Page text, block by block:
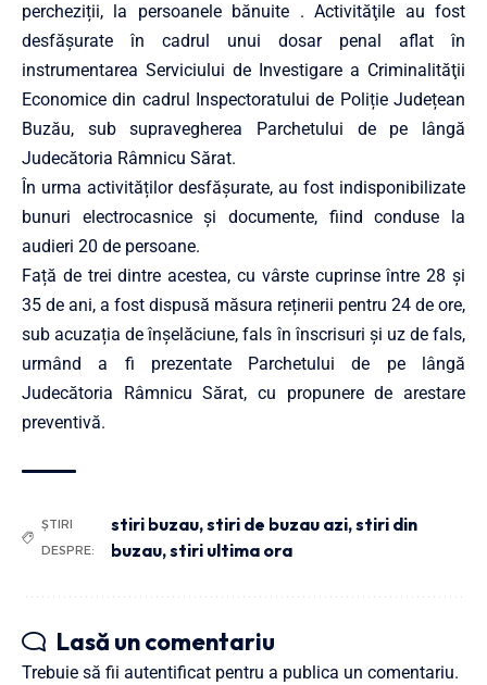
percheziții, la persoanele bănuite . Activităţile au fost
desfăşurate în cadrul unui dosar penal aflat în
instrumentarea Serviciului de Investigare a Criminalităţii
Economice din cadrul Inspectoratului de Poliție Județean
Buzău, sub supravegherea Parchetului de pe lângă
Judecătoria Râmnicu Sărat.
În urma activităților desfășurate, au fost indisponibilizate
bunuri electrocasnice și documente, fiind conduse la
audieri 20 de persoane.
Față de trei dintre acestea, cu vârste cuprinse între 28 și
35 de ani, a fost dispusă măsura reținerii pentru 24 de ore,
sub acuzația de înșelăciune, fals în înscrisuri și uz de fals,
urmând a fi prezentate Parchetului de pe lângă
Judecătoria Râmnicu Sărat, cu propunere de arestare
preventivă.
ȘTIRI
DESPRE:
stiri buzau,stiri de buzau azi,stiri din
buzau,stiri ultima ora
Lasă un comentariu
Trebuie să fii autentificat pentru a publica un comentariu.